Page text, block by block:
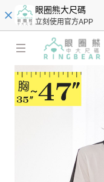
眼圈熊大尺碼
立刻使用官方APP